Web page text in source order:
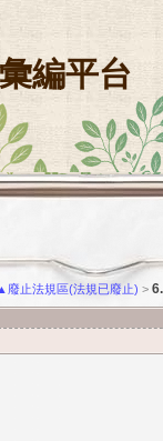
編平台
▲廢止法規區(法規已廢止) >